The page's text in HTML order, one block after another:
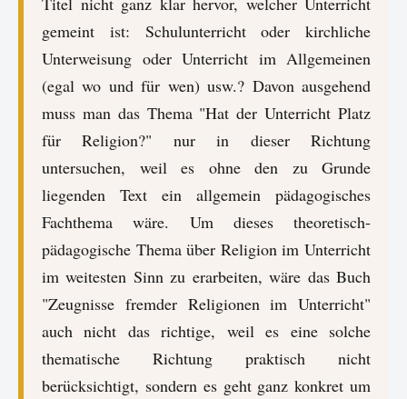
gemeint ist: Schulunterricht oder kirchliche
Unterweisung oder Unterricht im Allgemeinen
(egal wo und für wen) usw.? Davon ausgehend
muss man das Thema "Hat der Unterricht Platz
für Religion?" nur in dieser Richtung
untersuchen, weil es ohne den zu Grunde
liegenden Text ein allgemein pädagogisches
Fachthema wäre. Um dieses theoretisch-
pädagogische Thema über Religion im Unterricht
im weitesten Sinn zu erarbeiten, wäre das Buch
"Zeugnisse fremder Religionen im Unterricht"
auch nicht das richtige, weil es eine solche
thematische Richtung praktisch nicht
berücksichtigt, sondern es geht ganz konkret um